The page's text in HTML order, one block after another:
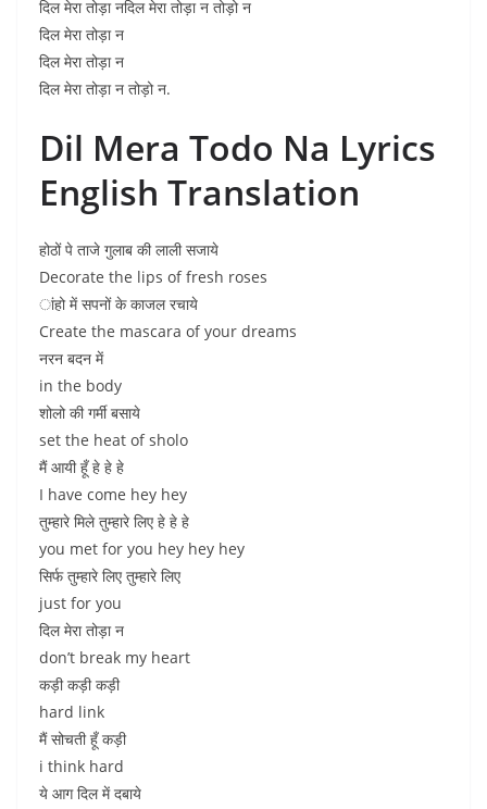
दिल मेरा तोड़ा नदिल मेरा तोड़ा न तोड़ो न
दिल मेरा तोड़ा न
दिल मेरा तोड़ा न
दिल मेरा तोड़ा न तोड़ो न.
Dil Mera Todo Na Lyrics
English Translation
होठों पे ताजे गुलाब की लाली सजाये
Decorate the lips of fresh roses
ांहो में सपनों के काजल रचाये
Create the mascara of your dreams
नरन बदन में
in the body
शोलो की गर्मी बसाये
set the heat of sholo
मैं आयी हूँ हे हे हे
I have come hey hey
तुम्हारे मिले तुम्हारे लिए हे हे हे
you met for you hey hey hey
सिर्फ तुम्हारे लिए तुम्हारे लिए
just for you
दिल मेरा तोड़ा न
don’t break my heart
कड़ी कड़ी कड़ी
hard link
मैं सोचती हूँ कड़ी
i think hard
ये आग दिल में दबाये